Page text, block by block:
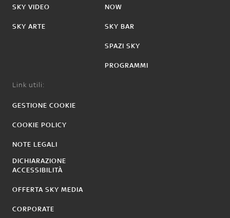
SKY VIDEO
SKY ARTE
NOW
SKY BAR
SPAZI SKY
PROGRAMMI
Link utili:
GESTIONE COOKIE
COOKIE POLICY
NOTE LEGALI
DICHIARAZIONE
ACCESSIBILITÀ
OFFERTA SKY MEDIA
CORPORATE